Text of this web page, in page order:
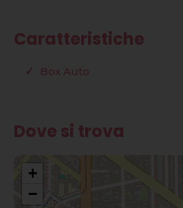
Caratteristiche
Box Auto
Dove si trova
+
−